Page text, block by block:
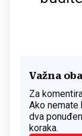
Važna
Za
Ako nemate
dva
koraka.